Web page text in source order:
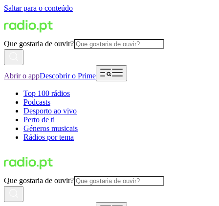
Saltar para o conteúdo
Que gostaria de ouvir?
Abrir o appDescobrir o Prime
Top 100 rádios
Podcasts
Desporto ao vivo
Perto de ti
Géneros musicais
Rádios por tema
Que gostaria de ouvir?